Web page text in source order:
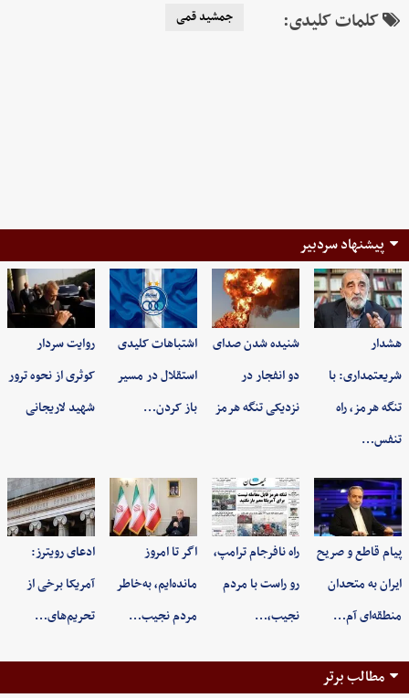
کلمات کلیدی: جمشید قمی
پیشنهاد سردبیر
هشدار
شریعتمداری: با
تنگه هرمز، راه
تنفس…
شنیده شدن صدای
دو انفجار در
نزدیکی تنگه هرمز
اشتباهات کلیدی
استقلال در مسیر
باز کردن…
روایت سردار
کوثری از نحوه ترور
شهید لاریجانی
پیام قاطع و صریح
ایران به متحدان
منطقه‌ای آم…
راه نافرجام ترامپ،
رو راست با مردم
نجیب،…
اگر تا امروز
مانده‌ایم، به‌خاطر
مردم نجیب…
ادعای رویترز:
آمریکا برخی از
تحریم‌های…
مطالب برتر